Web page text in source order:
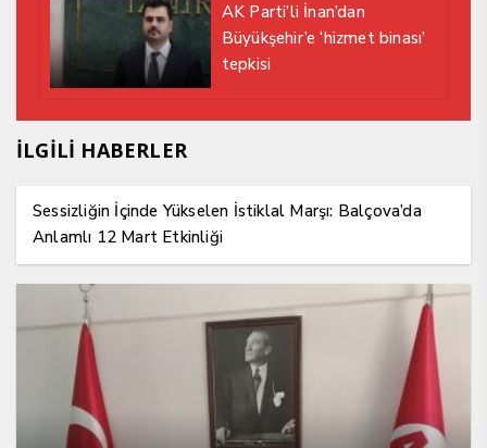
AK Parti’li İnan’dan
Büyükşehir’e ‘hizmet binası’
tepkisi
İLGİLİ HABERLER
Sessizliğin İçinde Yükselen İstiklal Marşı: Balçova’da
Anlamlı 12 Mart Etkinliği